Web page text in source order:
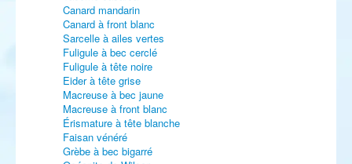
Canard mandarin
Canard à front blanc
Sarcelle à ailes vertes
Fuligule à bec cerclé
Fuligule à tête noire
Eider à tête grise
Macreuse à bec jaune
Macreuse à front blanc
Érismature à tête blanche
Faisan vénéré
Grèbe à bec bigarré